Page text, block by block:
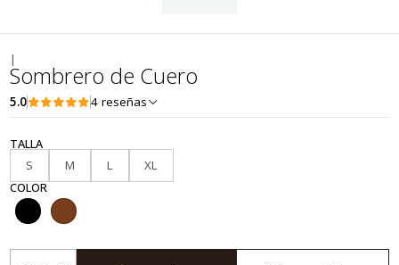
|
Sombrero de Cuero
5.0 4 reseñas
TALLA
S
M L
XL
COLOR